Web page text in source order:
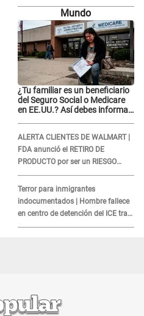
relación con él y otros integrantes
Mundo
¿Tu familiar es un beneficiario
del Seguro Social o Medicare
en EE.UU.? Así debes informar
ALERTA CLIENTES DE WALMART |
FDA anunció el RETIRO DE
PRODUCTO por ser un RIESGO
MORTAL para consumidores: ¿Cuál
es?
Terror para inmigrantes
indocumentados | Hombre fallece
en centro de detención del ICE tras
sufrir una "emergencia médica"